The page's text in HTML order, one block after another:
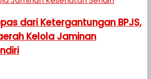
dari Ketergantungan BPJS,
Kelola Jaminan